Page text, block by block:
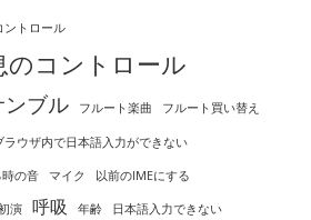
ントロール
のコントロール
ブル フルート楽曲 フルート買い替え
ラウザ内で日本語入力ができない
の音 マイク 以前のIMEにする
演 呼吸 年齢 日本語入力できない